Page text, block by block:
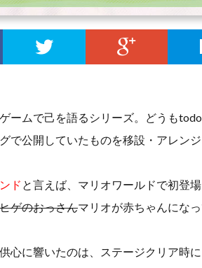
ームで己を語るシリーズ。どうも
で公開していたものを移設・アレンジ
ド と言えば、マリオワールドで初登
ヒゲのおっさんマリオが赤ちゃんにな
心に響いたのは、ステージクリア時